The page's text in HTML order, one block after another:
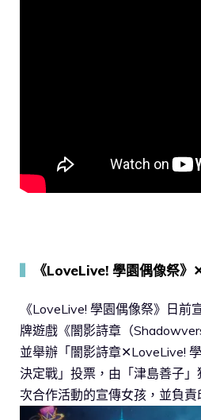
《LoveLive! 學園偶像祭》
《LoveLive! 學園偶像祭》日前
牌遊戲《闇影詩章（
並舉辦「闇影詩章✕LoveLive!
決定戰」投票，由「津島善子
次合作活動的宣傳女孩，並負責